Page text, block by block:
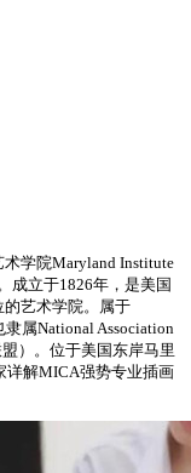
学院Maryland Institute
成立于1826年，是美国
艺术学院。属于
属National Association
）。位于美国东岸马里
详解MICA强势专业插画